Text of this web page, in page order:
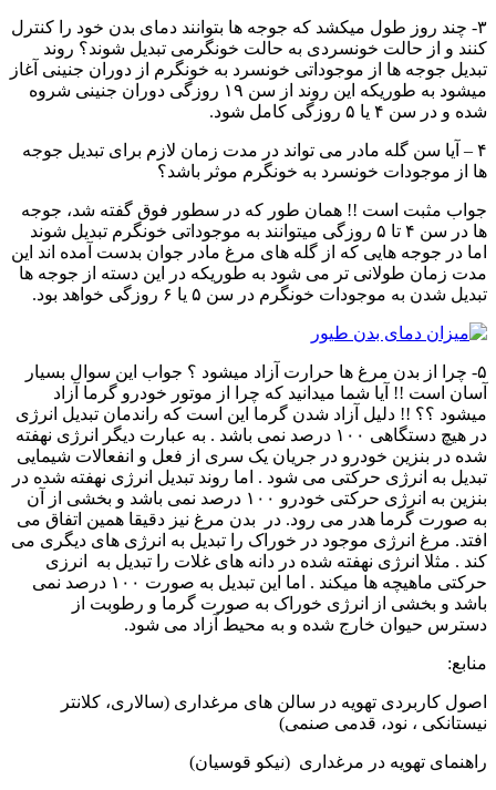
۳- چند روز طول میکشد که جوجه ها بتوانند دمای بدن خود را کنترل
کنند و از حالت خونسردی به حالت خونگرمی تبدیل شوند؟ روند
تبدیل جوجه ها از موجوداتی خونسرد به خونگرم از دوران جنینی آغاز
میشود به طوریکه این روند از سن ۱۹ روزگی دوران جنینی شروه
شده و در سن ۴ یا ۵ روزگی کامل شود.
۴ – آیا سن گله مادر می تواند در مدت زمان لازم برای تبدیل جوجه
ها از موجودات خونسرد به خونگرم موثر باشد؟
جواب مثبت است !! همان طور که در سطور فوق گفته شد، جوجه
ها در سن ۴ تا ۵ روزگی میتوانند به موجوداتی خونگرم تبدیل شوند
اما در جوجه هایی که از گله های مرغ مادر جوان بدست آمده اند این
مدت زمان طولانی تر می شود به طوریکه در این دسته از جوجه ها
تبدیل شدن به موجودات خونگرم در سن ۵ یا ۶ روزگی خواهد بود.
۵- چرا از بدن مرغ ها حرارت آزاد میشود ؟ جواب این سوال بسیار
آسان است !! آیا شما میدانید که چرا از موتور خودرو گرما آزاد
میشود ؟؟ !! دلیل آزاد شدن گرما این است که راندمان تبدیل انرژی
در هیچ دستگاهی ۱۰۰ درصد نمی باشد . به عبارت دیگر انرژی نهفته
شده در بنزین خودرو در جریان یک سری از فعل و انفعالات شیمایی
تبدیل به انرژی حرکتی می شود . اما روند تبدیل انرژی نهفته شده در
بنزین به انرژی حرکتی خودرو ۱۰۰ درصد نمی باشد و بخشی از آن
به صورت گرما هدر می رود. در بدن مرغ نیز دقیقا همین اتفاق می
افتد. مرغ انرژی موجود در خوراک را تبدیل به انرژی های دیگری می
کند . مثلا انرژی نهفته شده در دانه های غلات را تبدیل به انرزی
حرکتی ماهیچه ها میکند . اما این تبدیل به صورت ۱۰۰ درصد نمی
باشد و بخشی از انرژی خوراک به صورت گرما و رطوبت از
دسترس حیوان خارج شده و به محیط آزاد می شود.
منابع:
اصول کاربردی تهویه در سالن های مرغداری (سالاری، کلانتر
نیستانکی ، نود، قدمی صنمی)
راهنمای تهویه در مرغداری (نیکو قوسیان)